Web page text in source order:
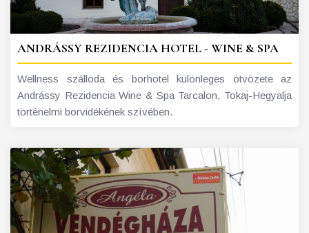
ANDRÁSSY REZIDENCIA HOTEL - WINE & SPA
Wellness szálloda és borhotel különleges ötvözete az
Andrássy Rezidencia Wine & Spa Tarcalon, Tokaj-Hegyalja
történelmi borvidékének szívében.